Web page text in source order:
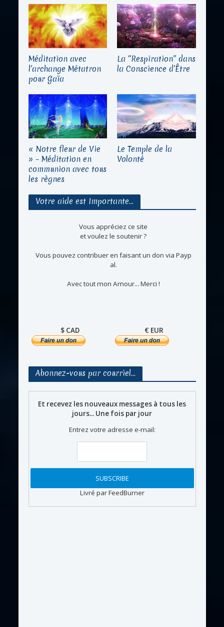
Méditation avec
l’archange Métatron
pour Gaïa
La “Respiration” dans
la Conscience d’Être
« Notre fleur de Vie
» – Méditation en
communion avec tous
les règnes
Le Temple de la
Volonté
Votre aide est Importante…
Vous appréciez ce site
et voulez le soutenir ?
Vous pouvez contribuer en faisant un don via Payp
al.
Avec tout mon Amour... Merci !
$ CAD € EUR
Abonnez-vous par courriel…
Et recevez les nouveaux messages à tous les
jours... Une fois par jour
Entrez votre adresse e-mail:
Livré par FeedBurner